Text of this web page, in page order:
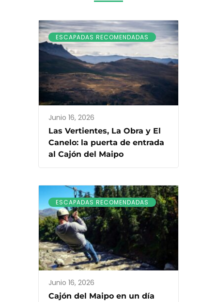
ESCAPADAS RECOMENDADAS
Junio 16, 2026
Las Vertientes, La Obra y El
Canelo: la puerta de entrada
al Cajón del Maipo
ESCAPADAS RECOMENDADAS
Junio 16, 2026
Cajón del Maipo en un día